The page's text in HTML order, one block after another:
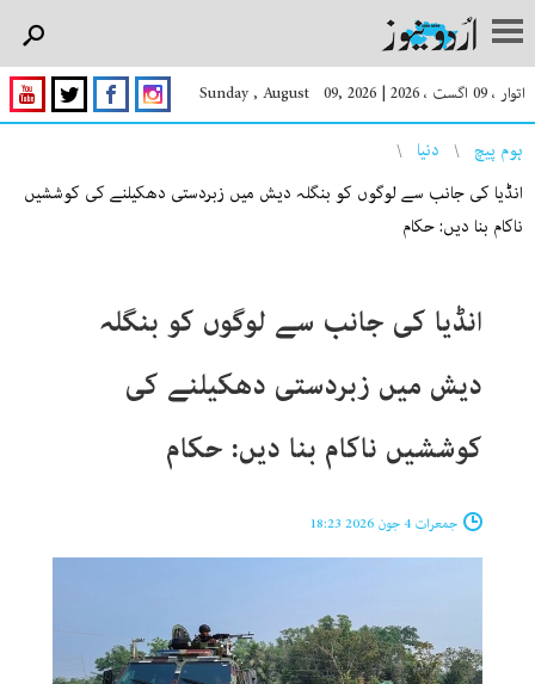
اتوار ، 09 اگست ، 2026 |
Sunday , August 09, 2026
You are here
ہوم پیچ
دنیا
انڈیا کی جانب سے لوگوں کو بنگلہ دیش میں زبردستی دھکیلنے کی کوششیں
ناکام بنا دیں: حکام
انڈیا کی جانب سے لوگوں کو بنگلہ
دیش میں زبردستی دھکیلنے کی
کوششیں ناکام بنا دیں: حکام
جمعرات 4 جون 2026 18:23